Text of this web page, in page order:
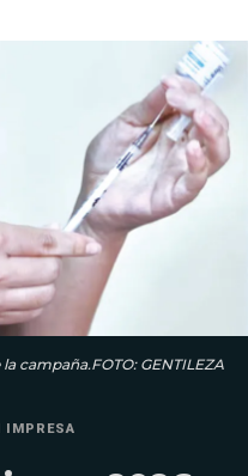
campaña.FOTO: GENTILEZA
IMPRESA